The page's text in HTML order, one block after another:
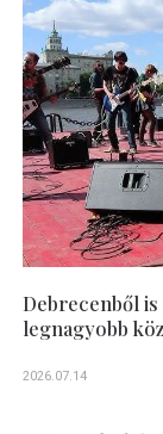
Debrecenből is
legnagyobb
2026.07.14